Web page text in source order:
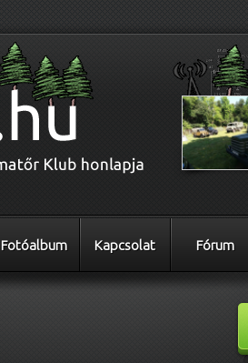
Fotóalbum Kapcsolat Fórum